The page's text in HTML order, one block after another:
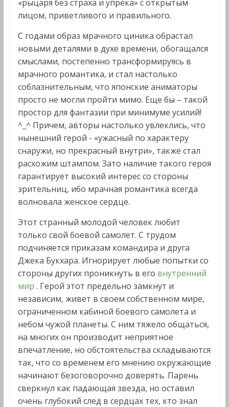
«рыцаря без страха и упрека» с открытым
лицом, приветливого и правильного.
С годами образ мрачного циника обрастал
новыми деталями в духе времени, обогащался
смыслами, постепенно трансформируясь в
мрачного романтика, и стал настолько
соблазнительным, что японские аниматоры
просто не могли пройти мимо. Еще бы – такой
простор для фантазии при минимуме усилий!
^_^ Причем, авторы настолько увлеклись, что
нынешний герой - «ужасный по характеру
снаружи, но прекрасный внутри», также стал
расхожим штампом. Зато наличие такого героя
гарантирует высокий интерес со стороны
зрительниц, ибо мрачная романтика всегда
волновала женское сердце.
Этот странный молодой человек любит
только свой боевой самолет. С трудом
подчиняется приказам командира и друга
Джека Букхара. Игнорирует любые попытки со
стороны других проникнуть в его внутренний
мир . Герой этот предельно замкнут и
независим, живет в своем собственном мире,
ограниченном кабиной боевого самолета и
небом чужой планеты. С ним тяжело общаться,
на многих он производит неприятное
впечатление, но обстоятельства складываются
так, что со временем его мнению окружающие
начинают безоговорочно доверять. Парень
сверкнул как падающая звезда, но оставил
очень глубокий след в сердцах тех, кто знал